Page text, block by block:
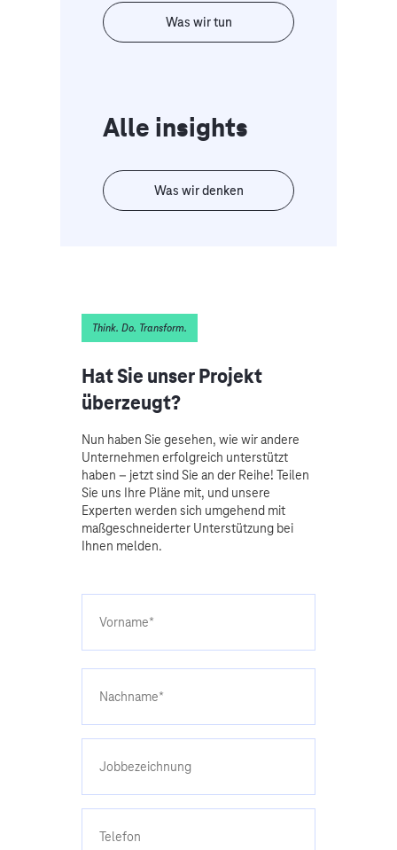
Was wir tun
Alle insights
Was wir denken
Think. Do. Transform.
Hat Sie unser Projekt
überzeugt?
Nun haben Sie gesehen, wie wir andere
Unternehmen erfolgreich unterstützt
haben – jetzt sind Sie an der Reihe! Teilen
Sie uns Ihre Pläne mit, und unsere
Experten werden sich umgehend mit
maßgeschneiderter Unterstützung bei
Ihnen melden.